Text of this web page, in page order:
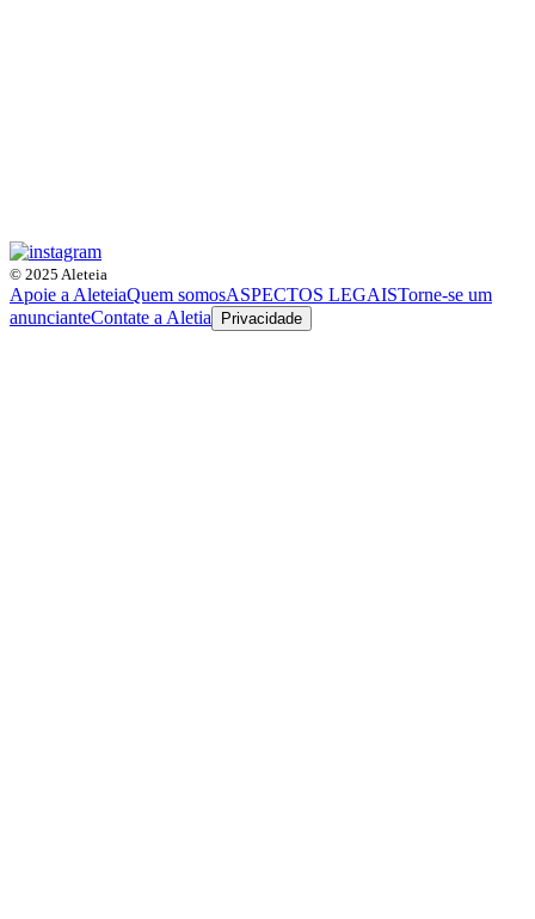
© 2025 Aleteia
Apoie a AleteiaQuem somosASPECTOS LEGAISTorne-se um
anuncianteContate a Aletia Privacidade